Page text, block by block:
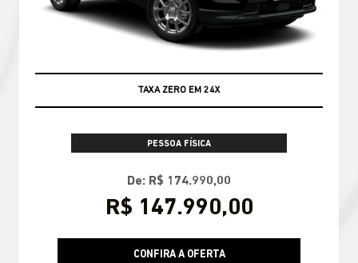
TAXA ZERO EM 24X
PESSOA FÍSICA
De: R$ 174.990,00
R$ 147.990,00
CONFIRA A OFERTA